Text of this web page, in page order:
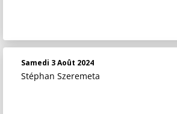
Samedi 3 Août 2024
Stéphan Szeremeta